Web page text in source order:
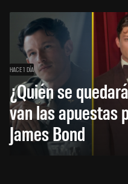
HACE 1 DÍA
¿Quién se
van las apuestas
James Bond